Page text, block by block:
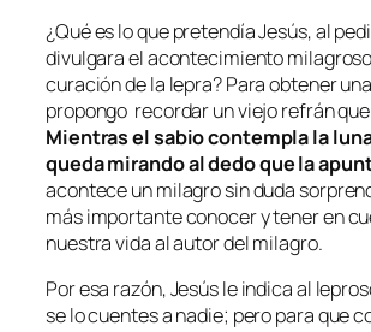
¿Qué es lo que pretendía Jesús, al
divulgara el acontecimiento
curación de la lepra? Para obtener
propongo recordar un viejo refrán
Mientras el sabio contempla la
queda mirando al dedo que la
acontece un milagro sin duda
más importante conocer y tener en
nuestra vida al autor del milagro.
Por esa razón, Jesús le indica al
se lo cuentes a nadie; pero para que